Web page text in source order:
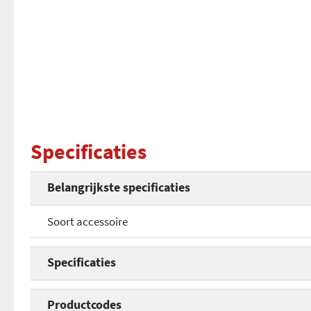
Specificaties
Belangrijkste specificaties
Soort accessoire
Specificaties
Soort accessoire
Productcodes